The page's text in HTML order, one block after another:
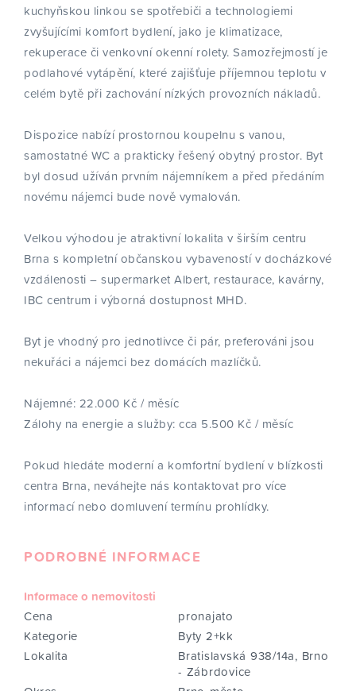
kuchyňskou linkou se spotřebiči a technologiemi
zvyšujícími komfort bydlení, jako je klimatizace,
rekuperace či venkovní okenní rolety. Samozřejmostí je
podlahové vytápění, které zajišťuje příjemnou teplotu v
celém bytě při zachování nízkých provozních nákladů.
Dispozice nabízí prostornou koupelnu s vanou,
samostatné WC a prakticky řešený obytný prostor. Byt
byl dosud užíván prvním nájemníkem a před předáním
novému nájemci bude nově vymalován.
Velkou výhodou je atraktivní lokalita v širším centru
Brna s kompletní občanskou vybaveností v docházkové
vzdálenosti – supermarket Albert, restaurace, kavárny,
IBC centrum i výborná dostupnost MHD.
Byt je vhodný pro jednotlivce či pár, preferováni jsou
nekuřáci a nájemci bez domácích mazlíčků.
Nájemné: 22.000 Kč / měsíc
Zálohy na energie a služby: cca 5.500 Kč / měsíc
Pokud hledáte moderní a komfortní bydlení v blízkosti
centra Brna, neváhejte nás kontaktovat pro více
informací nebo domluvení termínu prohlídky.
PODROBNÉ INFORMACE
Informace o nemovitosti
Cena
pronajato
Kategorie
Byty 2+kk
Lokalita
Bratislavská 938/14a, Brno
- Zábrdovice